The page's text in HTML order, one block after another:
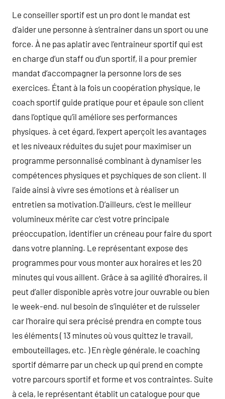
Le conseiller sportif est un pro dont le mandat est
d’aider une personne à s’entrainer dans un sport ou une
force. À ne pas aplatir avec l’entraineur sportif qui est
en charge d’un staff ou d’un sportif, il a pour premier
mandat d’accompagner la personne lors de ses
exercices. Étant à la fois un coopération physique, le
coach sportif guide pratique pour et épaule son client
dans l’optique qu’il améliore ses performances
physiques. à cet égard, l’expert aperçoit les avantages
et les niveaux réduites du sujet pour maximiser un
programme personnalisé combinant à dynamiser les
compétences physiques et psychiques de son client. Il
l’aide ainsi à vivre ses émotions et à réaliser un
entretien sa motivation.D’ailleurs, c’est le meilleur
volumineux mérite car c’est votre principale
préoccupation, identifier un créneau pour faire du sport
dans votre planning. Le représentant expose des
programmes pour vous monter aux horaires et les 20
minutes qui vous aillent. Grâce à sa agilité d’horaires, il
peut d’aller disponible après votre jour ouvrable ou bien
le week-end. nul besoin de s’inquiéter et de ruisseler
car l’horaire qui sera précisé prendra en compte tous
les éléments ( 13 minutes où vous quittez le travail,
embouteillages, etc. ) En règle générale, le coaching
sportif démarre par un check up qui prend en compte
votre parcours sportif et forme et vos contraintes. Suite
à cela, le représentant établit un catalogue pour que